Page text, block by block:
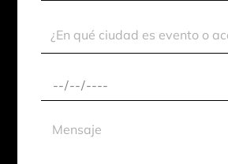
Evento
Fecha
aproximada
Mensaje